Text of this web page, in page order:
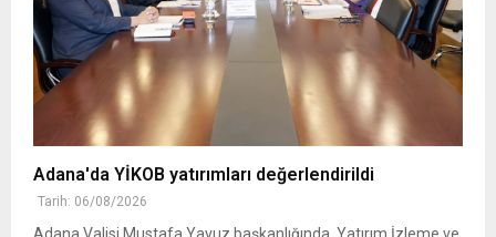
Adana'da YİKOB yatırımları değerlendirildi
Tarih: 06/08/2026